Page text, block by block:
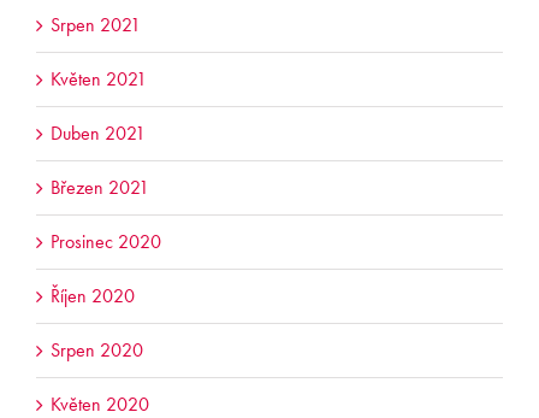
Srpen 2021
Květen 2021
Duben 2021
Březen 2021
Prosinec 2020
Říjen 2020
Srpen 2020
Květen 2020